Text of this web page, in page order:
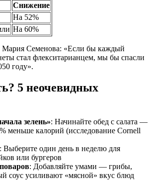
Снижение
На 52%
На 60%
Мария Семенова: «Если бы каждый
стал флекситарианцем, мы бы спасли
году».
5 неочевидных
зелень»: Начинайте обед с салата —
меньше калорий (исследование Cornell
: Выберите один день в неделю для
или бургеров
: Добавляйте умами — грибы,
соус усиливают «мясной» вкус блюд